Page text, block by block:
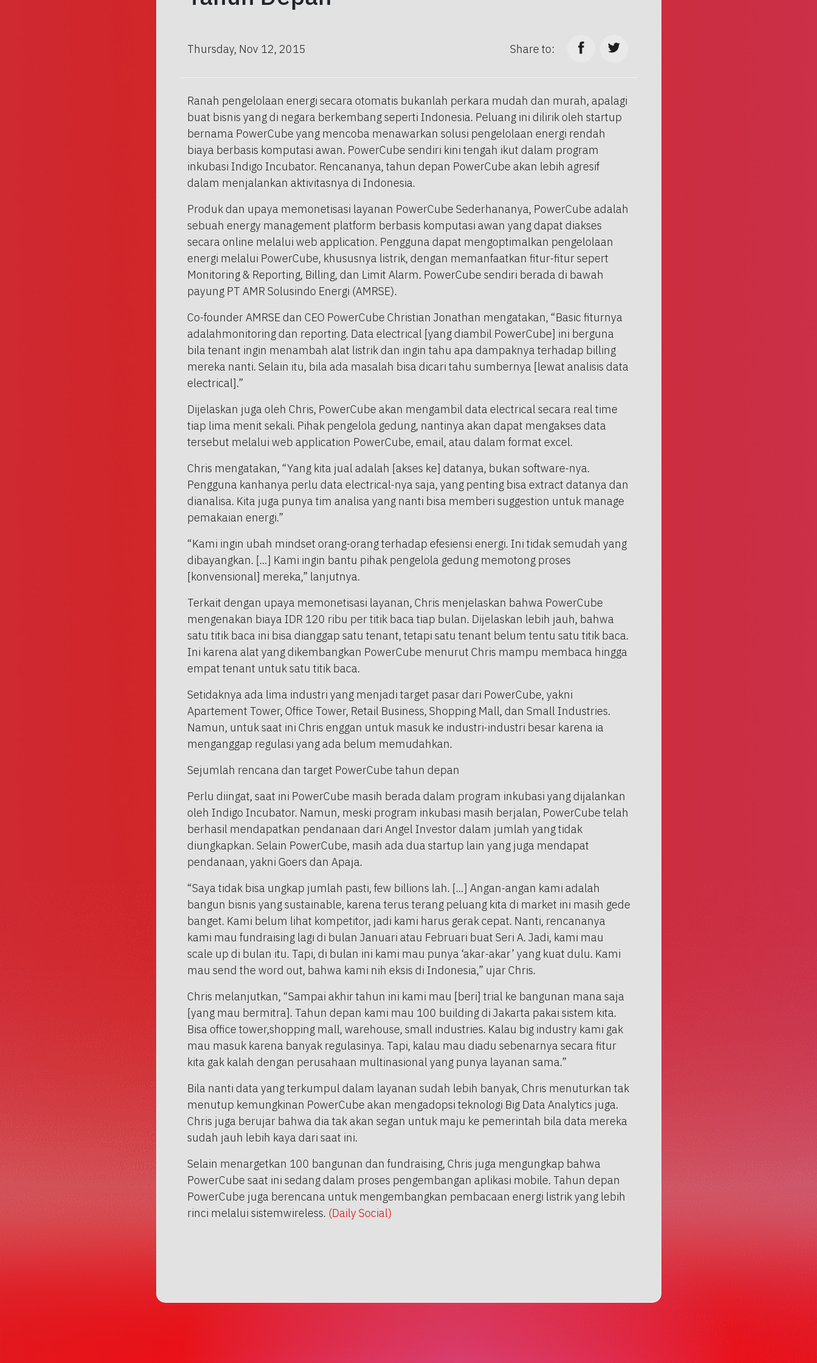
Thursday, Nov 12, 2015 Share to:
Ranah pengelolaan energi secara otomatis bukanlah perkara mudah dan murah, apalagi
buat bisnis yang di negara berkembang seperti Indonesia. Peluang ini dilirik oleh startup
bernama PowerCube yang mencoba menawarkan solusi pengelolaan energi rendah
biaya berbasis komputasi awan. PowerCube sendiri kini tengah ikut dalam program
inkubasi Indigo Incubator. Rencananya, tahun depan PowerCube akan lebih agresif
dalam menjalankan aktivitasnya di Indonesia.
Produk dan upaya memonetisasi layanan PowerCube Sederhananya, PowerCube adalah
sebuah energy management platform berbasis komputasi awan yang dapat diakses
secara online melalui web application. Pengguna dapat mengoptimalkan pengelolaan
energi melalui PowerCube, khususnya listrik, dengan memanfaatkan fitur-fitur sepert
Monitoring & Reporting, Billing, dan Limit Alarm. PowerCube sendiri berada di bawah
payung PT AMR Solusindo Energi (AMRSE).
Co-founder AMRSE dan CEO PowerCube Christian Jonathan mengatakan, “Basic fiturnya
adalahmonitoring dan reporting. Data electrical [yang diambil PowerCube] ini berguna
bila tenant ingin menambah alat listrik dan ingin tahu apa dampaknya terhadap billing
mereka nanti. Selain itu, bila ada masalah bisa dicari tahu sumbernya [lewat analisis data
electrical].”
Dijelaskan juga oleh Chris, PowerCube akan mengambil data electrical secara real time
tiap lima menit sekali. Pihak pengelola gedung, nantinya akan dapat mengakses data
tersebut melalui web application PowerCube, email, atau dalam format excel.
Chris mengatakan, “Yang kita jual adalah [akses ke] datanya, bukan software-nya.
Pengguna kanhanya perlu data electrical-nya saja, yang penting bisa extract datanya dan
dianalisa. Kita juga punya tim analisa yang nanti bisa memberi suggestion untuk manage
pemakaian energi.”
“Kami ingin ubah mindset orang-orang terhadap efesiensi energi. Ini tidak semudah yang
dibayangkan. […] Kami ingin bantu pihak pengelola gedung memotong proses
[konvensional] mereka,” lanjutnya.
Terkait dengan upaya memonetisasi layanan, Chris menjelaskan bahwa PowerCube
mengenakan biaya IDR 120 ribu per titik baca tiap bulan. Dijelaskan lebih jauh, bahwa
satu titik baca ini bisa dianggap satu tenant, tetapi satu tenant belum tentu satu titik baca.
Ini karena alat yang dikembangkan PowerCube menurut Chris mampu membaca hingga
empat tenant untuk satu titik baca.
Setidaknya ada lima industri yang menjadi target pasar dari PowerCube, yakni
Apartement Tower, Office Tower, Retail Business, Shopping Mall, dan Small Industries.
Namun, untuk saat ini Chris enggan untuk masuk ke industri-industri besar karena ia
menganggap regulasi yang ada belum memudahkan.
Sejumlah rencana dan target PowerCube tahun depan
Perlu diingat, saat ini PowerCube masih berada dalam program inkubasi yang dijalankan
oleh Indigo Incubator. Namun, meski program inkubasi masih berjalan, PowerCube telah
berhasil mendapatkan pendanaan dari Angel Investor dalam jumlah yang tidak
diungkapkan. Selain PowerCube, masih ada dua startup lain yang juga mendapat
pendanaan, yakni Goers dan Apaja.
“Saya tidak bisa ungkap jumlah pasti, few billions lah. […] Angan-angan kami adalah
bangun bisnis yang sustainable, karena terus terang peluang kita di market ini masih gede
banget. Kami belum lihat kompetitor, jadi kami harus gerak cepat. Nanti, rencananya
kami mau fundraising lagi di bulan Januari atau Februari buat Seri A. Jadi, kami mau
scale up di bulan itu. Tapi, di bulan ini kami mau punya ‘akar-akar’ yang kuat dulu. Kami
mau send the word out, bahwa kami nih eksis di Indonesia,” ujar Chris.
Chris melanjutkan, “Sampai akhir tahun ini kami mau [beri] trial ke bangunan mana saja
[yang mau bermitra]. Tahun depan kami mau 100 building di Jakarta pakai sistem kita.
Bisa office tower,shopping mall, warehouse, small industries. Kalau big industry kami gak
mau masuk karena banyak regulasinya. Tapi, kalau mau diadu sebenarnya secara fitur
kita gak kalah dengan perusahaan multinasional yang punya layanan sama.”
Bila nanti data yang terkumpul dalam layanan sudah lebih banyak, Chris menuturkan tak
menutup kemungkinan PowerCube akan mengadopsi teknologi Big Data Analytics juga.
Chris juga berujar bahwa dia tak akan segan untuk maju ke pemerintah bila data mereka
sudah jauh lebih kaya dari saat ini.
Selain menargetkan 100 bangunan dan fundraising, Chris juga mengungkap bahwa
PowerCube saat ini sedang dalam proses pengembangan aplikasi mobile. Tahun depan
PowerCube juga berencana untuk mengembangkan pembacaan energi listrik yang lebih
rinci melalui sistemwireless. (Daily Social)